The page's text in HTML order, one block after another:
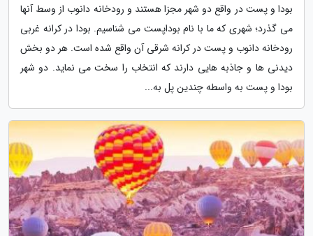
بودا و پست در واقع دو شهر مجزا هستند و رودخانه دانوب از وسط آنها
می گذرد؛ شهری که ما با نام بوداپست می شناسیم. بودا در کرانه غربی
رودخانه دانوب و پست در کرانه شرقی آن واقع شده است. هر دو بخش
دیدنی ها و جاذبه هایی دارند که انتخاب را سخت می نماید. دو شهر
بودا و پست به واسطه چندین پل به...